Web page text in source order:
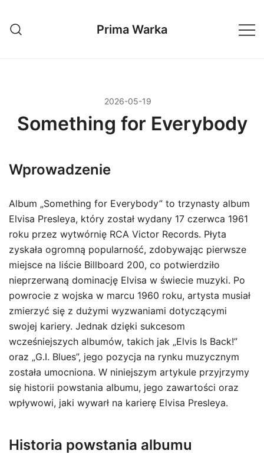
treści
Prima Warka
2026-05-19
Something for Everybody
Wprowadzenie
Album „Something for Everybody” to trzynasty album
Elvisa Presleya, który został wydany 17 czerwca 1961
roku przez wytwórnię RCA Victor Records. Płyta
zyskała ogromną popularność, zdobywając pierwsze
miejsce na liście Billboard 200, co potwierdziło
nieprzerwaną dominację Elvisa w świecie muzyki. Po
powrocie z wojska w marcu 1960 roku, artysta musiał
zmierzyć się z dużymi wyzwaniami dotyczącymi
swojej kariery. Jednak dzięki sukcesom
wcześniejszych albumów, takich jak „Elvis Is Back!”
oraz „G.I. Blues”, jego pozycja na rynku muzycznym
została umocniona. W niniejszym artykule przyjrzymy
się historii powstania albumu, jego zawartości oraz
wpływowi, jaki wywarł na karierę Elvisa Presleya.
Historia powstania albumu